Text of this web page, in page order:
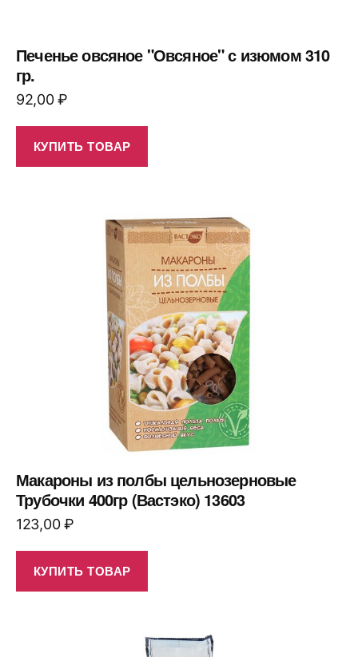
Печенье овсяное "Овсяное" с изюмом 310
гр.
92,00₽
КУПИТЬ ТОВАР
Макароны из полбы цельнозерновые
Трубочки 400гр (Вастэко) 13603
123,00₽
КУПИТЬ ТОВАР